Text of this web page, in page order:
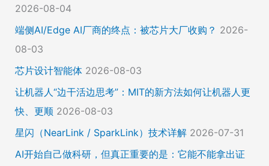
2026-08-04
端侧AI/Edge AI厂商的终点：被芯片大厂收购？ 2026-
08-03
芯片设计智能体 2026-08-03
让机器人“边干活边思考”：MIT的新方法如何让机器人更
快、更顺 2026-08-03
星闪（NearLink / SparkLink）技术详解 2026-07-31
AI开始自己做科研，但真正重要的是：它能不能拿出证